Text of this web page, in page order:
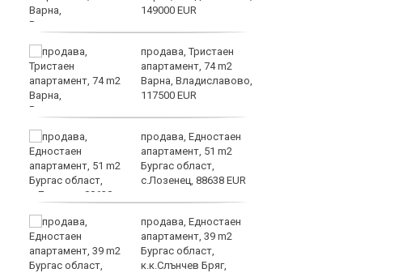
149000 EUR
продава, Тристаен
апартамент, 74 m2
Варна, Владиславово,
117500 EUR
продава, Едностаен
апартамент, 51 m2
Бургас област,
с.Лозенец, 88638 EUR
продава, Едностаен
апартамент, 39 m2
Бургас област,
к.к.Слънчев Бряг,